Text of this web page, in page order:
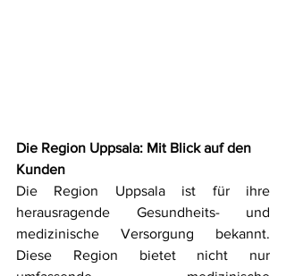
Die Region Uppsala: Mit Blick auf den
Kunden
Die Region Uppsala ist für ihre
herausragende Gesundheits- und
medizinische Versorgung bekannt.
Diese Region bietet nicht nur